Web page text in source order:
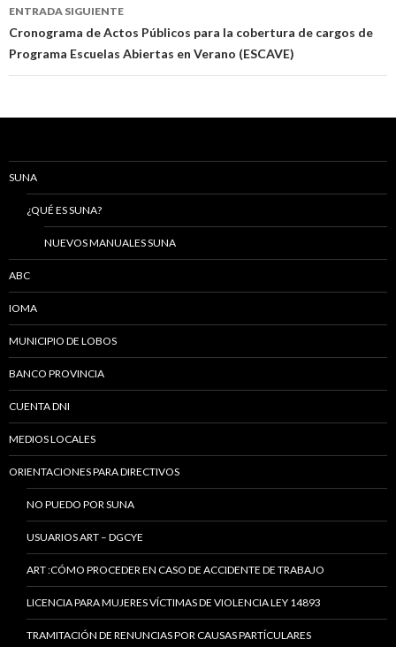
ENTRADA SIGUIENTE
Cronograma de Actos Públicos para la cobertura de cargos de
Programa Escuelas Abiertas en Verano (ESCAVE)
SUNA
¿QUÉ ES SUNA?
NUEVOS MANUALES SUNA
ABC
IOMA
MUNICIPIO DE LOBOS
BANCO PROVINCIA
CUENTA DNI
MEDIOS LOCALES
ORIENTACIONES PARA DIRECTIVOS
NO PUEDO POR SUNA
USUARIOS ART – DGCYE
ART :CÓMO PROCEDER EN CASO DE ACCIDENTE DE TRABAJO
LICENCIA PARA MUJERES VÍCTIMAS DE VIOLENCIA LEY 14893
TRAMITACIÓN DE RENUNCIAS POR CAUSAS PARTÍCULARES